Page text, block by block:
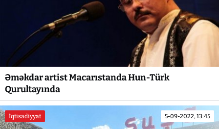
Əməkdar artist Macarıstanda Hun-Türk
Qurultayında
İqtisadiyyat 5-09-2022, 13:45